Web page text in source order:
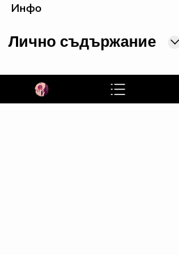
Инфо
Лично съдържание